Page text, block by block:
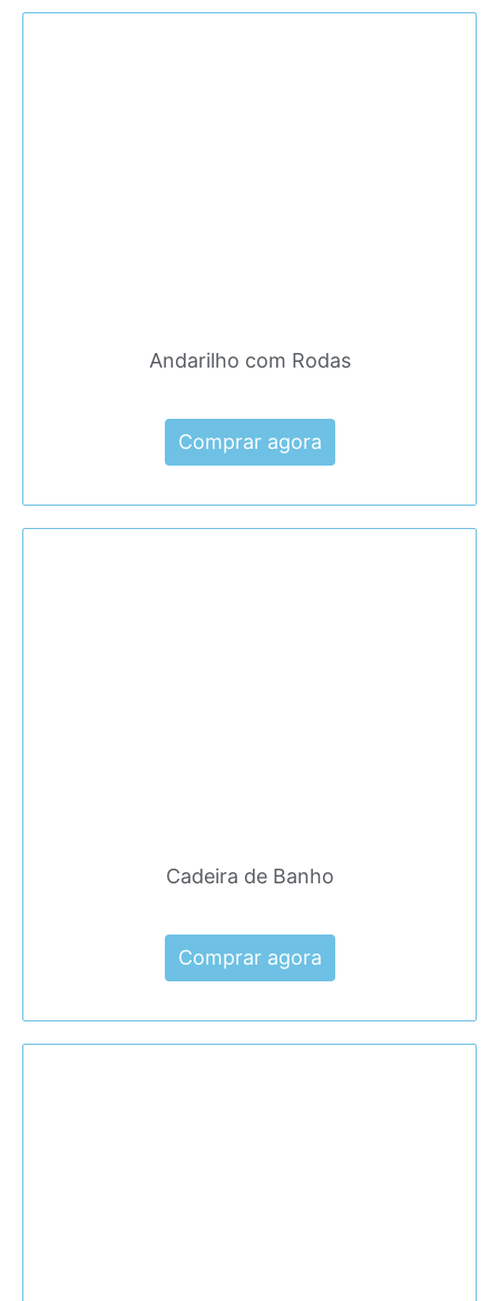
Andarilho com Rodas
Comprar agora
Cadeira de Banho
Comprar agora